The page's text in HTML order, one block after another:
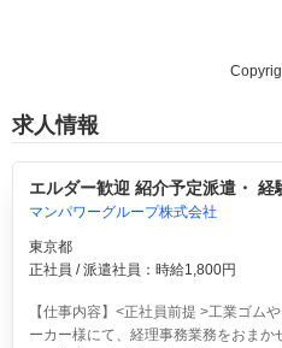
求人情報
エルダー歓迎 紹介予定派遣・
マンパワーグループ株式会社
東京都
正社員 / 派遣社員：時給1,800円
【仕事内容】<正社員前提 >工業ゴム
ーカー様にて、経理事務業務をおま